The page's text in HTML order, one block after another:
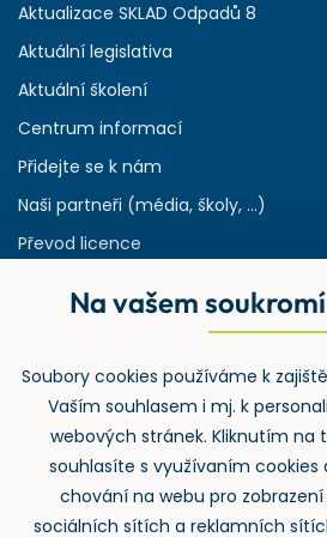
Aktualizace SKLAD Odpadů 8
Aktuální legislativa
Aktuální školení
Centrum informací
Přidejte se k nám
Naši partneři (média, školy, ...)
Převod licence
Rejstřík používaných zkratek v
Zpětný odběr
Na vašem
Soubory cookies používáme k
Vaším souhlasem i mj. k
webových stránek. Kliknutím na
souhlasíte s využívaním cookies
chování na webu pro
sociálních sítích a reklamních